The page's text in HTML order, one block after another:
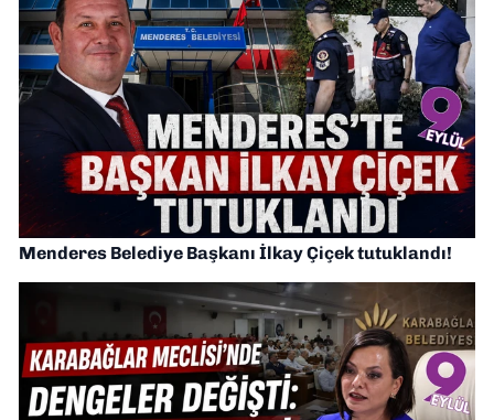
Menderes Belediye Başkanı İlkay Çiçek tutuklandı!